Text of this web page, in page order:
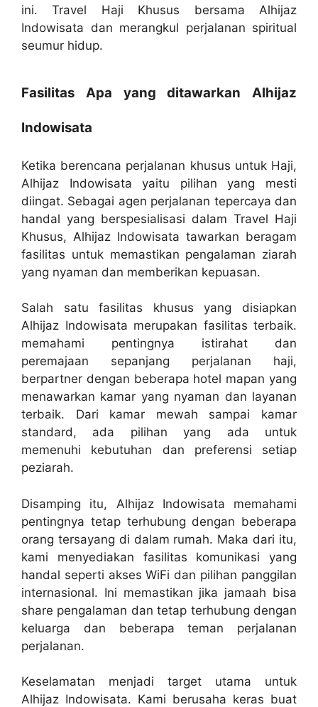
ini. Travel Haji Khusus bersama Alhijaz
Indowisata dan merangkul perjalanan spiritual
seumur hidup.
Fasilitas Apa yang ditawarkan Alhijaz
Indowisata
Ketika berencana perjalanan khusus untuk Haji,
Alhijaz Indowisata yaitu pilihan yang mesti
diingat. Sebagai agen perjalanan tepercaya dan
handal yang berspesialisasi dalam Travel Haji
Khusus, Alhijaz Indowisata tawarkan beragam
fasilitas untuk memastikan pengalaman ziarah
yang nyaman dan memberikan kepuasan.
Salah satu fasilitas khusus yang disiapkan
Alhijaz Indowisata merupakan fasilitas terbaik.
memahami pentingnya istirahat dan
peremajaan sepanjang perjalanan haji,
berpartner dengan beberapa hotel mapan yang
menawarkan kamar yang nyaman dan layanan
terbaik. Dari kamar mewah sampai kamar
standard, ada pilihan yang ada untuk
memenuhi kebutuhan dan preferensi setiap
peziarah.
Disamping itu, Alhijaz Indowisata memahami
pentingnya tetap terhubung dengan beberapa
orang tersayang di dalam rumah. Maka dari itu,
kami menyediakan fasilitas komunikasi yang
handal seperti akses WiFi dan pilihan panggilan
internasional. Ini memastikan jika jamaah bisa
share pengalaman dan tetap terhubung dengan
keluarga dan beberapa teman perjalanan
perjalanan.
Keselamatan menjadi target utama untuk
Alhijaz Indowisata. Kami berusaha keras buat